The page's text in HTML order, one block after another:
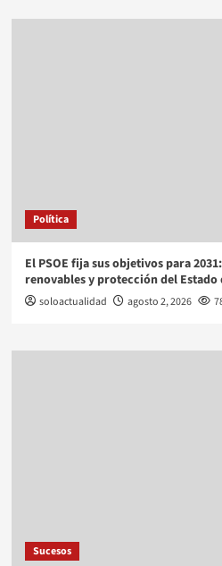
Política
El PSOE fija sus objetivos para
renovables y protección del Estado
soloactualidad agosto 2, 2026
Sucesos